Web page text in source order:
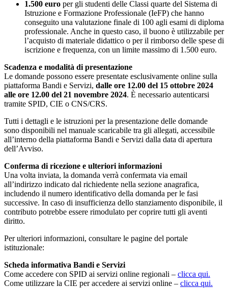
1.500 euro per gli studenti delle Classi quarte del Sistema di
Istruzione e Formazione Professionale (IeFP) che hanno
conseguito una valutazione finale di 100 agli esami di diploma
professionale. Anche in questo caso, il buono è utilizzabile per
l’acquisto di materiale didattico o per il rimborso delle spese di
iscrizione e frequenza, con un limite massimo di 1.500 euro.
Scadenza e modalità di presentazione
Le domande possono essere presentate esclusivamente online sulla
piattaforma Bandi e Servizi, dalle ore 12.00 del 15 ottobre 2024
alle ore 12.00 del 21 novembre 2024. È necessario autenticarsi
tramite SPID, CIE o CNS/CRS.
Tutti i dettagli e le istruzioni per la presentazione delle domande
sono disponibili nel manuale scaricabile tra gli allegati, accessibile
all’interno della piattaforma Bandi e Servizi dalla data di apertura
dell’Avviso.
Conferma di ricezione e ulteriori informazioni
Una volta inviata, la domanda verrà confermata via email
all’indirizzo indicato dal richiedente nella sezione anagrafica,
includendo il numero identificativo della domanda per le fasi
successive. In caso di insufficienza dello stanziamento disponibile, il
contributo potrebbe essere rimodulato per coprire tutti gli aventi
diritto.
Per ulteriori informazioni, consultare le pagine del portale
istituzionale:
Scheda informativa Bandi e Servizi
Come accedere con SPID ai servizi online regionali – clicca qui.
Come utilizzare la CIE per accedere ai servizi online – clicca qui.